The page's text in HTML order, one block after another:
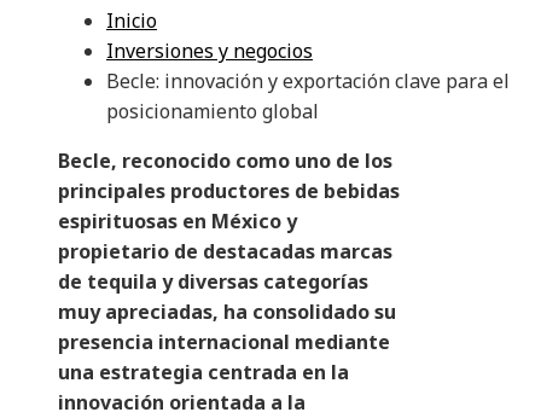
Inicio
Inversiones y negocios
Becle: innovación y exportación clave para el
posicionamiento global
Becle, reconocido como uno de los
principales productores de bebidas
espirituosas en México y
propietario de destacadas marcas
de tequila y diversas categorías
muy apreciadas, ha consolidado su
presencia internacional mediante
una estrategia centrada en la
innovación orientada a la